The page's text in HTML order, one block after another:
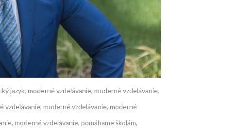
jazyk, moderné vzdelávanie, moderné vzdelávanie,
vzdelávanie, moderné vzdelávanie, moderné
, moderné vzdelávanie, pomáhame školám,